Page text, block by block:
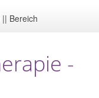
Bereich
-